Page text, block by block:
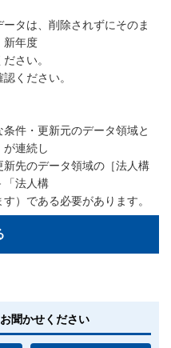
タは、削除されずにそのま
新年度
さい。
ください。
件・更新元のデータ領域と
連続し
先のデータ領域の［法人構
「法人構
）である必要があります。
聞かせください